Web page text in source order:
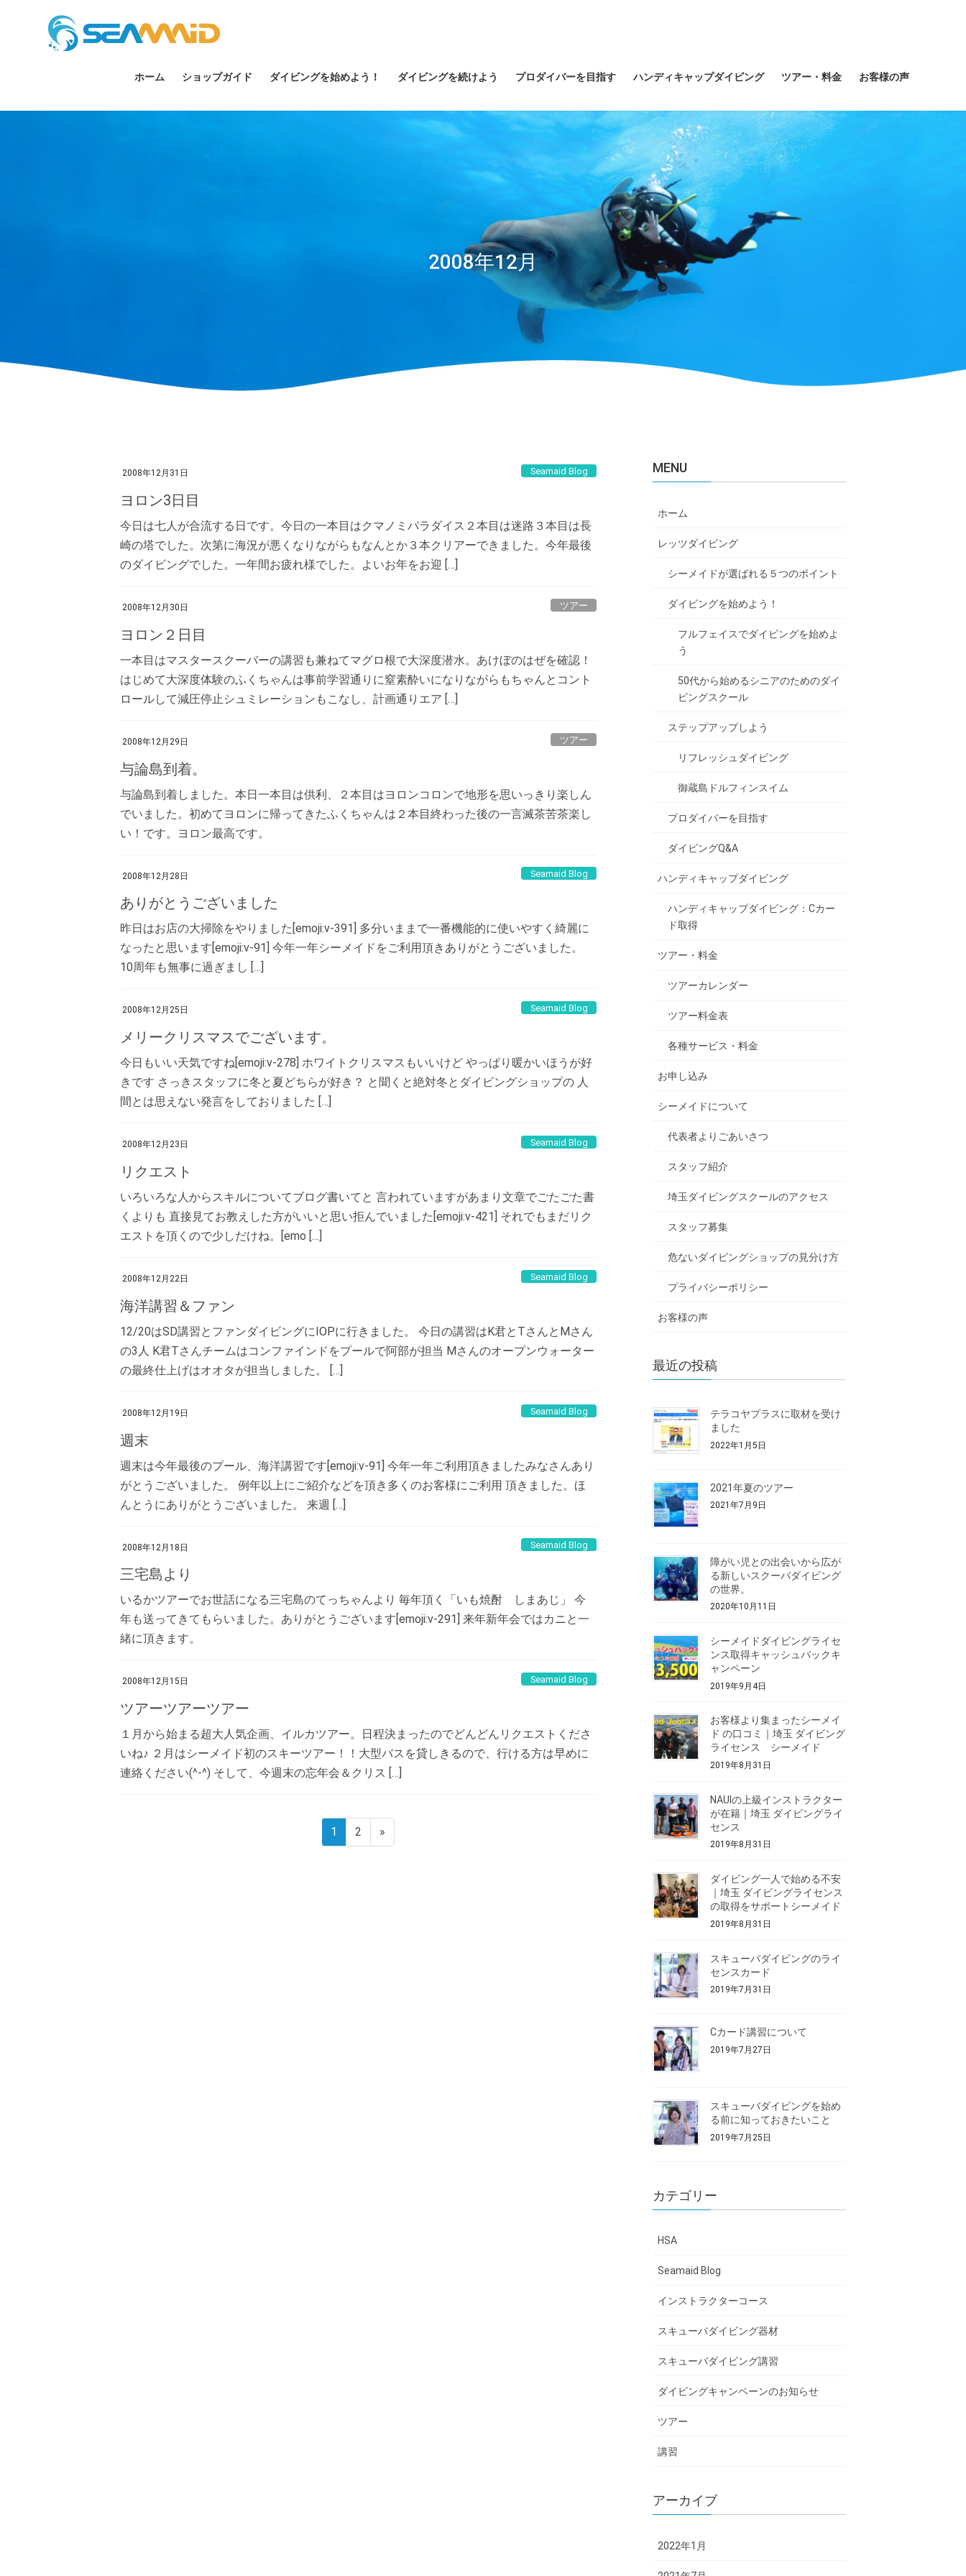
ホーム ショップガイド ダイビングを始めよう！ ダイビングを続けよう プロダイバーを目指す ハンディキャップダイビング ツアー・料金 お客様の声
2008年12月
2008年12月31日 Seamaid Blog
ヨロン3日目
今日は七人が合流する日です。今日の一本目はクマノミパラダイス２本目は迷路３本目は長
崎の塔でした。次第に海況が悪くなりながらもなんとか３本クリアーできました。今年最後
のダイビングでした。一年間お疲れ様でした。よいお年をお迎 […]
2008年12月30日 ツアー
ヨロン２日目
一本目はマスタースクーバーの講習も兼ねてマグロ根で大深度潜水。あけぼのはぜを確認！
はじめて大深度体験のふくちゃんは事前学習通りに窒素酔いになりながらもちゃんとコント
ロールして減圧停止シュミレーションもこなし、計画通りエア […]
2008年12月29日 ツアー
与論島到着。
与論島到着しました。本日一本目は供利、２本目はヨロンコロンで地形を思いっきり楽しん
でいました。初めてヨロンに帰ってきたふくちゃんは２本目終わった後の一言滅茶苦茶楽し
い！です。ヨロン最高です。
2008年12月28日 Seamaid Blog
ありがとうございました
昨日はお店の大掃除をやりました[emoji:v-391] 多分いままで一番機能的に使いやすく綺麗に
なったと思います[emoji:v-91] 今年一年シーメイドをご利用頂きありがとうございました。
10周年も無事に過ぎまし […]
2008年12月25日 Seamaid Blog
メリークリスマスでございます。
今日もいい天気ですね[emoji:v-278] ホワイトクリスマスもいいけど やっぱり暖かいほうが好
きです さっきスタッフに冬と夏どちらが好き？ と聞くと絶対冬とダイビングショップの 人
間とは思えない発言をしておりました […]
2008年12月23日 Seamaid Blog
リクエスト
いろいろな人からスキルについてブログ書いてと 言われていますがあまり文章でごたごた書
くよりも 直接見てお教えした方がいいと思い拒んでいました[emoji:v-421] それでもまだリク
エストを頂くので少しだけね。[emo […]
2008年12月22日 Seamaid Blog
海洋講習＆ファン
12/20はSD講習とファンダイビングにIOPに行きました。 今日の講習はK君とTさんとMさん
の3人 K君Tさんチームはコンファインドをプールで阿部が担当 Mさんのオープンウォーター
の最終仕上げはオオタが担当しました。 […]
2008年12月19日 Seamaid Blog
週末
週末は今年最後のプール、海洋講習です[emoji:v-91] 今年一年ご利用頂きましたみなさんあり
がとうございました。 例年以上にご紹介などを頂き多くのお客様にご利用 頂きました。ほ
んとうにありがとうございました。 来週 […]
2008年12月18日 Seamaid Blog
三宅島より
いるかツアーでお世話になる三宅島のてっちゃんより 毎年頂く「いも焼酎 しまあじ」 今
年も送ってきてもらいました。ありがとうございます[emoji:v-291] 来年新年会ではカニと一
緒に頂きます。
2008年12月15日 Seamaid Blog
ツアーツアーツアー
１月から始まる超大人気企画、イルカツアー。日程決まったのでどんどんリクエストくださ
いね♪ ２月はシーメイド初のスキーツアー！！大型バスを貸しきるので、行ける方は早めに
連絡ください(^-^) そして、今週末の忘年会＆クリス […]
1 2 »
MENU
ホーム
レッツダイビング
シーメイドが選ばれる５つのポイント
ダイビングを始めよう！
フルフェイスでダイビングを始めよ
う
50代から始めるシニアのためのダイ
ビングスクール
ステップアップしよう
リフレッシュダイビング
御蔵島ドルフィンスイム
プロダイバーを目指す
ダイビングQ&A
ハンディキャップダイビング
ハンディキャップダイビング：Cカー
ド取得
ツアー・料金
ツアーカレンダー
ツアー料金表
各種サービス・料金
お申し込み
シーメイドについて
代表者よりごあいさつ
スタッフ紹介
埼玉ダイビングスクールのアクセス
スタッフ募集
危ないダイビングショップの見分け方
プライバシーポリシー
お客様の声
最近の投稿
テラコヤプラスに取材を受け
ました
2022年1月5日
2021年夏のツアー
2021年7月9日
障がい児との出会いから広が
る新しいスクーバダイビング
の世界。
2020年10月11日
シーメイドダイビングライセ
ンス取得キャッシュバックキ
ャンペーン
2019年9月4日
お客様より集まったシーメイ
ド の口コミ｜埼玉 ダイビング
ライセンス シーメイド
2019年8月31日
NAUIの上級インストラクター
が在籍｜埼玉 ダイビングライ
センス
2019年8月31日
ダイビング一人で始める不安
｜埼玉 ダイビングライセンス
の取得をサポートシーメイド
2019年8月31日
スキューバダイビングのライ
センスカード
2019年7月31日
Cカード講習について
2019年7月27日
スキューバダイビングを始め
る前に知っておきたいこと
2019年7月25日
カテゴリー
HSA
Seamaid Blog
インストラクターコース
スキューバダイビング器材
スキューバダイビング講習
ダイビングキャンペーンのお知らせ
ツアー
講習
アーカイブ
2022年1月